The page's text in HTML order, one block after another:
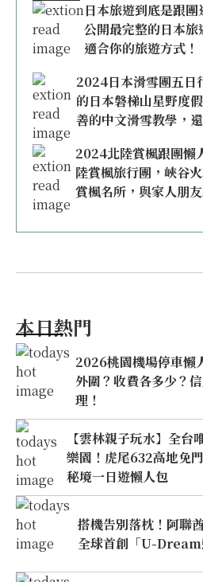
日本旅遊到底是跟
公開最完整的日本
適合你的旅遊方式！
2024日本滑雪團五日
的日本磐梯山星野度
善的中文滑雪教學，
2024北陸賞楓跟團懶
陸賞楓旅行團，峽谷
賞楓名所，與家人朋
本日熱門
2026桃園機場停車懶
外圍？收費各多少？
理！
【雲林親子玩水】全
樂園！虎尾632高地免
秘境一日遊懶人包
搭機告別落枕！阿聯
全球首創「U-Dream